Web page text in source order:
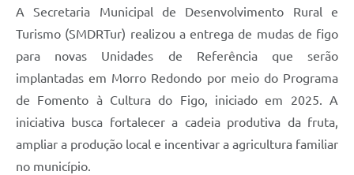
Projetos
Links
R.H
Telefones Úteis
A Secretaria Municipal de Desenvolvimento Rural e
Turismo (SMDRTur) realizou a entrega de mudas de figo
para novas Unidades de Referência que serão
implantadas em Morro Redondo por meio do Programa
de Fomento à Cultura do Figo, iniciado em 2025. A
iniciativa busca fortalecer a cadeia produtiva da fruta,
ampliar a produção local e incentivar a agricultura familiar
no município.